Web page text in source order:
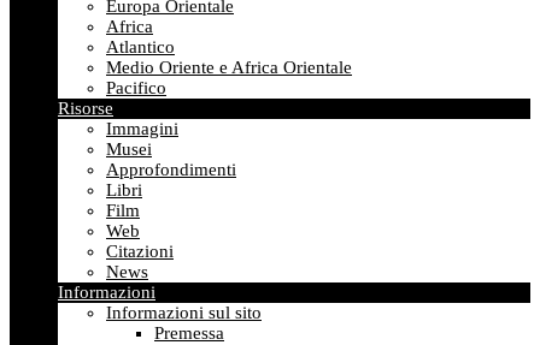
Europa Orientale
Africa
Atlantico
Medio Oriente e Africa Orientale
Pacifico
Risorse
Immagini
Musei
Approfondimenti
Libri
Film
Web
Citazioni
News
Informazioni
Informazioni sul sito
Premessa